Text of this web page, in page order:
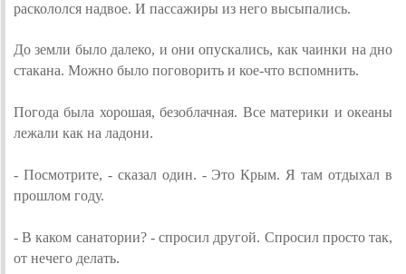
раскололся надвое. И пассажиры из него высыпались.
До земли было далеко, и они опускались, как чаинки на дно
стакана. Можно было поговорить и кое-что вспомнить.
Погода была хорошая, безоблачная. Все материки и океаны
лежали как на ладони.
- Посмотрите, - сказал один. - Это Крым. Я там отдыхал в
прошлом году.
- В каком санатории? - спросил другой. Спросил просто так,
от нечего делать.